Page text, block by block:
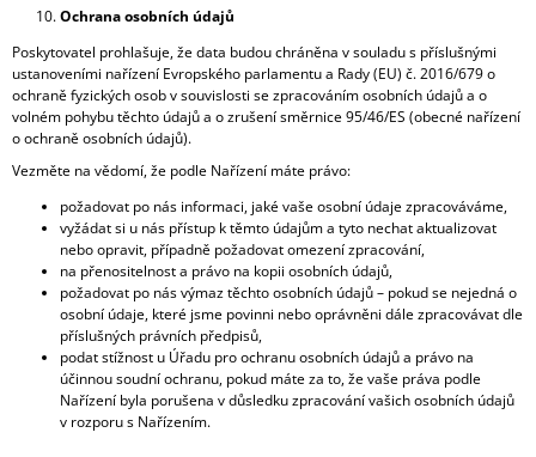
Ochrana osobních údajů
Poskytovatel prohlašuje, že data budou chráněna v souladu s příslušnými
ustanoveními nařízení Evropského parlamentu a Rady (EU) č. 2016/679 o
ochraně fyzických osob v souvislosti se zpracováním osobních údajů a o
volném pohybu těchto údajů a o zrušení směrnice 95/46/ES (obecné nařízení
o ochraně osobních údajů).
Vezměte na vědomí, že podle Nařízení máte právo:
požadovat po nás informaci, jaké vaše osobní údaje zpracováváme,
vyžádat si u nás přístup k těmto údajům a tyto nechat aktualizovat
nebo opravit, případně požadovat omezení zpracování,
na přenositelnost a právo na kopii osobních údajů,
požadovat po nás výmaz těchto osobních údajů – pokud se nejedná o
osobní údaje, které jsme povinni nebo oprávněni dále zpracovávat dle
příslušných právních předpisů,
podat stížnost u Úřadu pro ochranu osobních údajů a právo na
účinnou soudní ochranu, pokud máte za to, že vaše práva podle
Nařízení byla porušena v důsledku zpracování vašich osobních údajů
v rozporu s Nařízením.